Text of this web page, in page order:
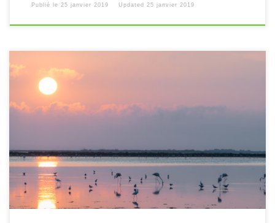
Publié le 25 janvier 2019 Updated 25 janvier 2019